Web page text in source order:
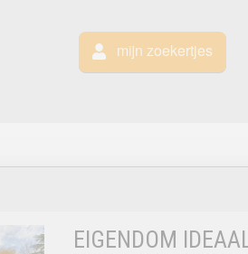
mijn zoekertjes
EIGENDOM